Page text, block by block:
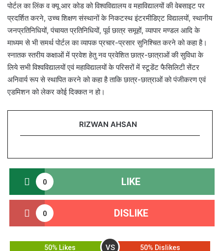
पोर्टल का लिंक व क्यू आर कोड को विश्वविद्यालय व महाविद्यालयों की वेबसाइट पर
प्रदर्शित करने, उच्च शिक्षण संस्थानों के निकटस्थ इंटरमीडिएट विद्यालयों, स्थानीय
जनप्रतिनिधियों, पंचायत प्रतिनिधियों, पूर्व छात्र समूहों, व्यापार मण्डल आदि के
माध्यम से भी समर्थ पोर्टल का व्यापक प्रचार-प्रसार सुनिश्चित करने को कहा है।
स्नातक स्तरीय कक्षाओं में प्रवेश हेतु नव प्रवेशित छात्र-छात्राओं की सुविधा के
लिये सभी विश्वविद्यालयों एवं महाविद्यालयों के परिसरों में स्टूडेंट फैसिलिटी सेंटर
अनिवार्य रूप से स्थापित करने को कहा है ताकि छात्र-छात्राओं को पंजीकरण एवं
एडमिशन को लेकर कोई दिक्कत न हो।
RIZWAN AHSAN
0 LIKE
0 DISLIKE
50% Likes VS 50% Dislikes